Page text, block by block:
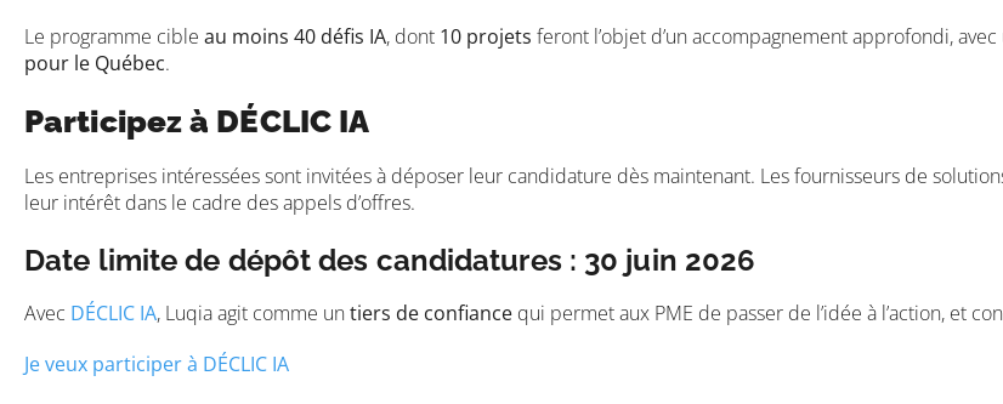
Le programme cible au moins 40 défis IA, dont 10 projets feront l’objet d’un accompagnement approfondi,
pour le Québec.
Participez à DÉCLIC IA
Les entreprises intéressées sont invitées à déposer leur candidature dès maintenant. Les fournisseurs de
leur intérêt dans le cadre des appels d’offres.
Date limite de dépôt des candidatures : 30 juin 2026
Avec DÉCLIC IA, Luqia agit comme untiers de confiance qui permet aux PME de passer de l’idée à l’action, et
Je veux participer à DÉCLIC IA